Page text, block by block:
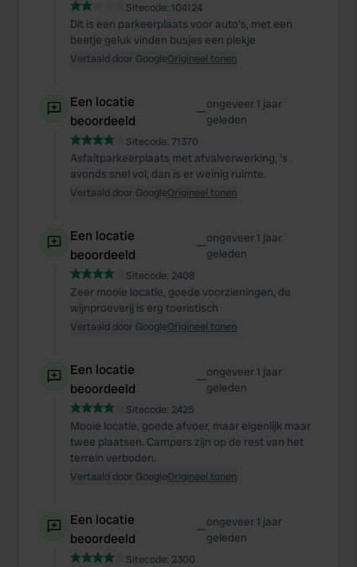
Sitecode: 104124
Dit is een parkeerplaats voor auto's, met een
beetje geluk vinden busjes een plekje
Vertaald door GoogleOrigineel tonen
Een locatie
beoordeeld
—ongeveer 1 jaar
geleden
Sitecode: 71370
Asfaltparkeerplaats met afvalverwerking, 's
avonds snel vol, dan is er weinig ruimte.
Vertaald door GoogleOrigineel tonen
Een locatie
beoordeeld
—ongeveer 1 jaar
geleden
Sitecode: 2408
Zeer mooie locatie, goede voorzieningen, de
wijnproeverij is erg toeristisch
Vertaald door GoogleOrigineel tonen
Een locatie
beoordeeld
—ongeveer 1 jaar
geleden
Sitecode: 2425
Mooie locatie, goede afvoer, maar eigenlijk maar
twee plaatsen. Campers zijn op de rest van het
terrein verboden.
Vertaald door GoogleOrigineel tonen
Een locatie
beoordeeld
—ongeveer 1 jaar
geleden
Sitecode: 2300